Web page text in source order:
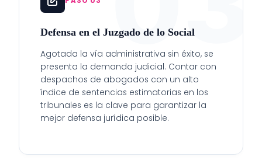
Defensa en el Juzgado de lo Social
Agotada la vía administrativa sin éxito, se
presenta la demanda judicial. Contar con
despachos de abogados con un alto
índice de sentencias estimatorias en los
tribunales es la clave para garantizar la
mejor defensa jurídica posible.